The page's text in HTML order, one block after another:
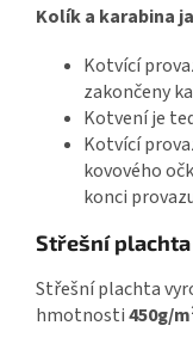
Kolík a karabina
Kotvící
zakončeny
Kotvení je
Kotvící
kovového
konci
Střešní plachta
Střešní plachta
hmotnosti450g/